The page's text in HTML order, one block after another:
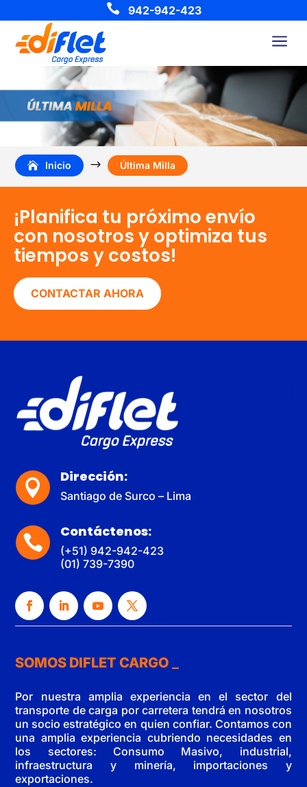
 942-942-423
a
Inicio $ Última Milla
¡Planifica tu próximo envío
con nosotros y optimiza tus
tiempos y costos!
CONTACTAR AHORA

Dirección:
Santiago de Surco – Lima

Contáctenos:
(+51) 942-942-423
(01) 739-7390
SOMOS DIFLET CARGO
Por nuestra amplia experiencia en el sector del
transporte de carga por carretera tendrá en nosotros
un socio estratégico en quien confiar. Contamos con
una amplia experiencia cubriendo necesidades en
los sectores: Consumo Masivo, industrial,
infraestructura y minería, importaciones y
exportaciones.